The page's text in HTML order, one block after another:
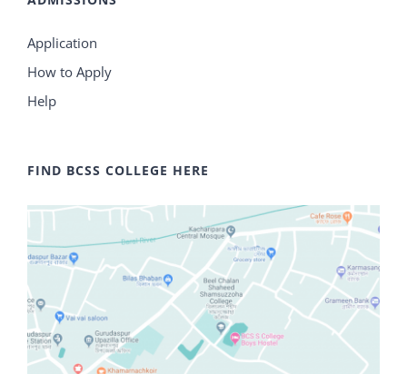
Application
How to Apply
Help
FIND BCSS COLLEGE HERE